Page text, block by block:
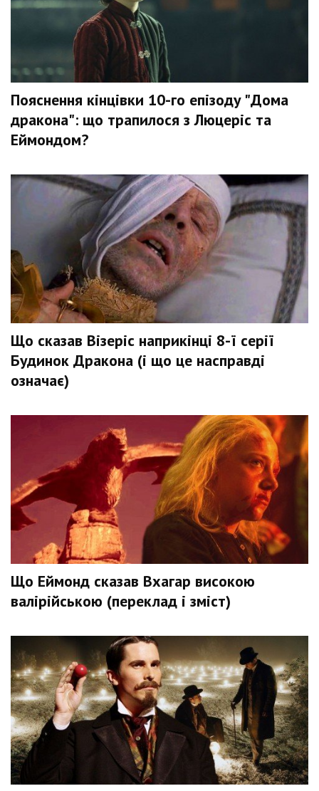
Пояснення кінцівки 10-го епізоду "Дома
дракона": що трапилося з Люцеріс та
Еймондом?
Що сказав Візеріс наприкінці 8-ї серії
Будинок Дракона (і що це насправді
означає)
Що Еймонд сказав Вхагар високою
валірійською (переклад і зміст)